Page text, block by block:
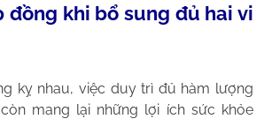
đồng khi bổ sung đủ hai vi
kỵ nhau, việc duy trì đủ hàm lượng
mang lại những lợi ích sức khỏe